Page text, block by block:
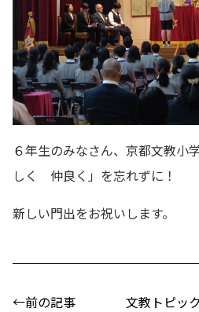
６年生のみなさん、京都文教
しく 仲良く」を忘れずに！
新しい門出をお祝いします。
←前の記事
文教トピッ